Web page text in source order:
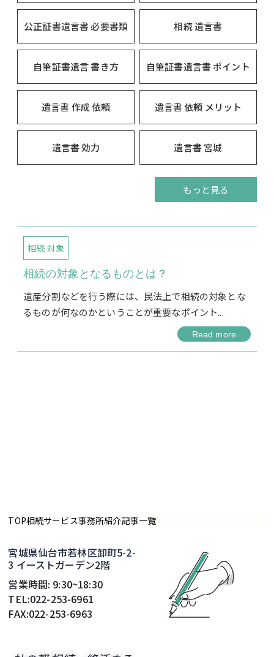
公正証書遺言書 必要書類 相続 遺言書
自筆証書遺言 書き方 自筆証書遺言書 ポイント
遺言書 作成 依頼 遺言書 依頼 メリット
遺言書 効力 遺言書 宮城
もっと見る
相続 対象
相続の対象となるものとは？
遺産分割などを行う際には、民法上で相続の対象とな
るものが何なのかということが重要なポイント...
Read more
TOP相続サービス事務所紹介記事一覧
宮城県仙台市若林区卸町5-2-
3 イーストガーデン2階
営業時間: 9:30~18:30
TEL:022-253-6961
FAX:022-253-6963